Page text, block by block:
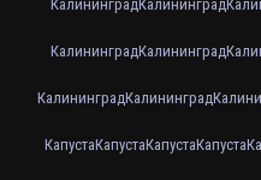
КалининградКалининград
КалининградКалининград
КалининградКалининград
КапустаКапустаКапустаКапуста